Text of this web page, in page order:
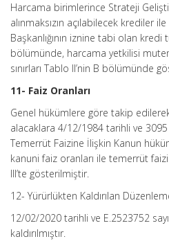
Harcama birimlerince Strateji
alınmaksızın açılabilecek krediler
Başkanlığının iznine tabi olan kredi
bölümünde, harcama yetkilisi
sınırları Tablo II’nin B bölümünde
11- Faiz Oranları
Genel hükümlere göre takip
alacaklara 4/12/1984 tarihli ve 3095
Temerrüt Faizine İlişkin Kanun
kanuni faiz oranları ile temerrüt faizi
III’te gösterilmiştir.
12- Yürürlükten Kaldırılan
12/02/2020 tarihli ve E.2523752
kaldırılmıştır.